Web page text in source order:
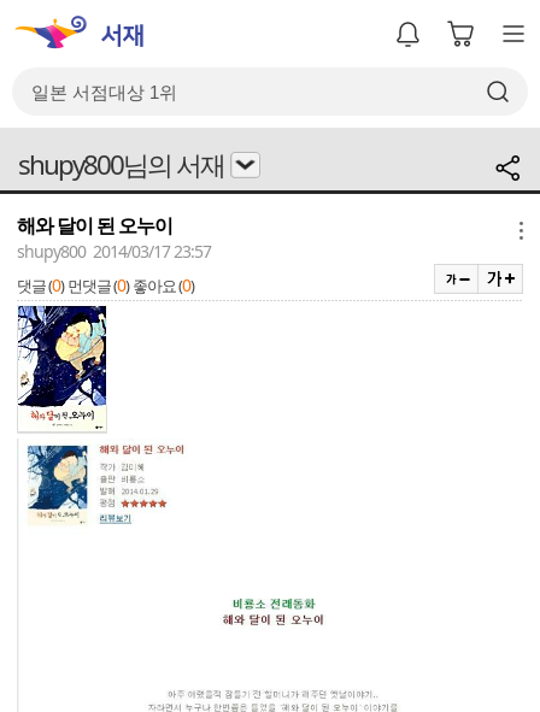
shupy800님의 서재
해와 달이 된 오누이
shupy800 2014/03/17 23:57
댓글 (0) 먼댓글 (0) 좋아요 (0)